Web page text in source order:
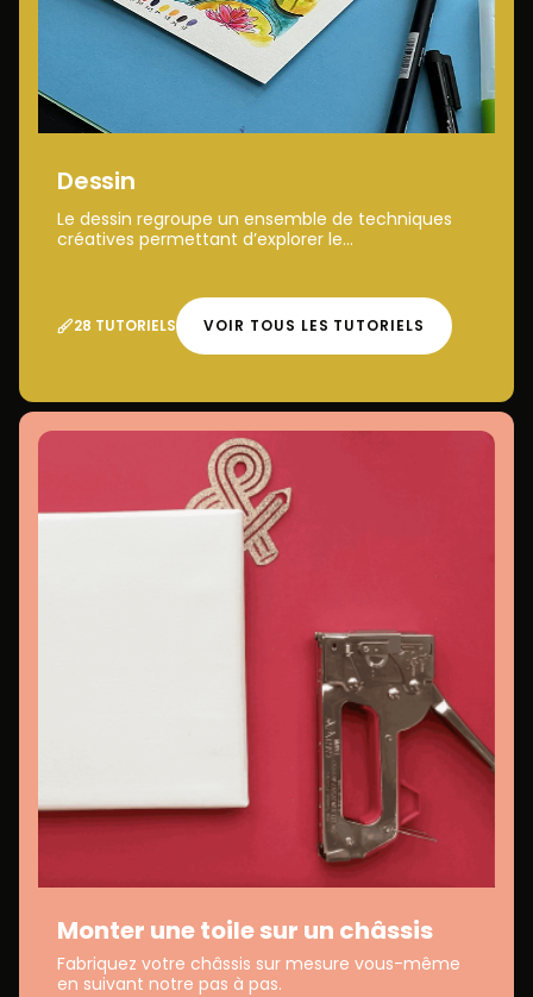
Dessin
Le dessin regroupe un ensemble de techniques
créatives permettant d’explorer le...
28 TUTORIELS VOIR TOUS LES TUTORIELS
Monter une toile sur un châssis
Fabriquez votre châssis sur mesure vous-même
en suivant notre pas à pas.